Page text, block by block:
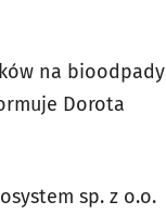
na bioodpady
Dorota
sp. z o.o.